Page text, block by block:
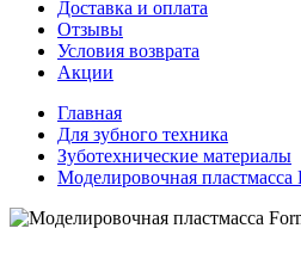
Доставка и оплата
Отзывы
Условия возврата
Акции
Главная
Для зубного техника
Зуботехнические материалы
Моделировочная пластмасса